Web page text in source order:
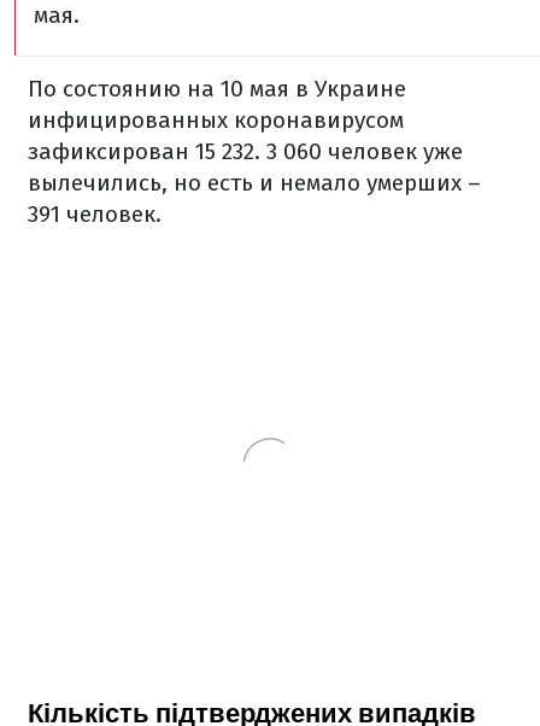
мая.
По состоянию на 10 мая в Украине
инфицированных коронавирусом
зафиксирован 15 232. 3 060 человек уже
вылечились, но есть и немало умерших –
391 человек.